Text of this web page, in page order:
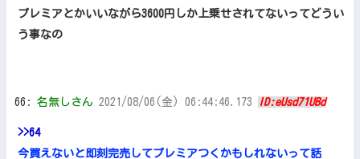
プレミアとかいいながら3600円しか上乗せされてないってどうい
う事なの
66: 名無しさん 2021/08/06(金) 06:44:46.173 ID:eUsd71UBd
>>64
今買えないと即刻完売してプレミアつくかもしれないって話